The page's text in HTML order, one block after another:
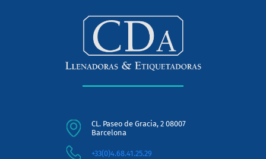
CL. Paseo de Gracia, 2 08007
Barcelona
+33(0)4.68.41.25.29